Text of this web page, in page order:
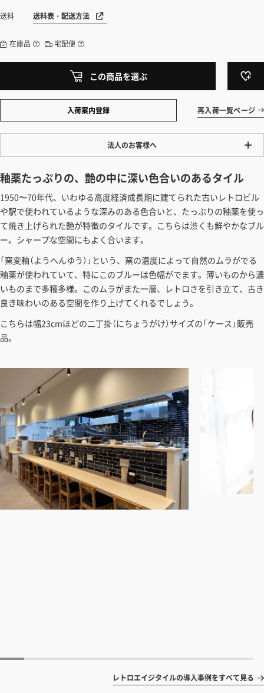
送料 送料表・配送方法
在庫品 宅配便
この商品を選ぶ
入荷案内登録 再入荷一覧ページ
法人のお客様へ
ワンプライス販売
法人・個人様いずれも全て一律の価格で販売しております。法人/個人
事業主様には「請求書払い」も対応しています。
「請求書払い」の詳細はこちら
カートでのお見積り機能
「この商品を選ぶ」からご希望の商品をカートに入れていただき、お届
け先種別・都道府県を選択すると、送料を含んだ合計金額を確認する
ことができます。お見積り書の出力も可能です。
見積もりガイドはこちら
釉薬たっぷりの、艶の中に深い色合いのあるタイル
1950〜70年代、いわゆる高度経済成長期に建てられた古いレトロビル
や駅で使われているような深みのある色合いと、たっぷりの釉薬を使っ
て焼き上げられた艶が特徴のタイルです。こちらは渋くも鮮やかなブル
ー。シャープな空間にもよく合います。
「窯変釉（ようへんゆう）」という、窯の温度によって自然のムラがでる
釉薬が使われていて、特にこのブルーは色幅がでます。薄いものから濃
いものまで多種多様。このムラがまた一層、レトロさを引き立て、古き
良き味わいのある空間を作り上げてくれるでしょう。
こちらは幅23cmほどの二丁掛（にちょうがけ）サイズの「ケース」販売
品。
レトロエイジタイルの導入事例をすべて見る